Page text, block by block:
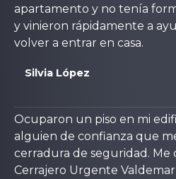
apartamento y no tenía
y vinieron rápidamente a
volver a entrar en casa.
Silvia López
Ocuparon un piso en mi
alguien de confianza que
cerradura de seguridad.
Cerrajero Urgente